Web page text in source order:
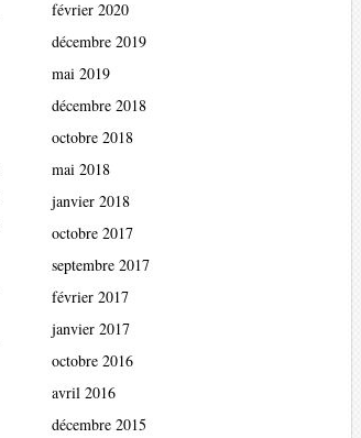
février 2020
décembre 2019
mai 2019
décembre 2018
octobre 2018
mai 2018
janvier 2018
octobre 2017
septembre 2017
février 2017
janvier 2017
octobre 2016
avril 2016
décembre 2015